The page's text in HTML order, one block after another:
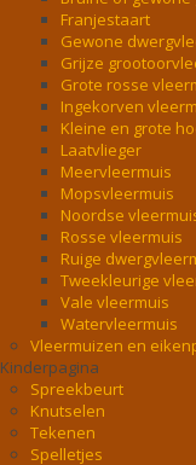
Franjestaart
Gewone
Grijze
Grote rosse
Ingekorven
Kleine en grote
Laatvlieger
Meervleermuis
Mopsvleermuis
Noordse
Rosse vleermuis
Ruige
Tweekleurige
Vale vleermuis
Watervleermuis
Vleermuizen en
Kinderpagina
Spreekbeurt
Knutselen
Tekenen
Spelletjes